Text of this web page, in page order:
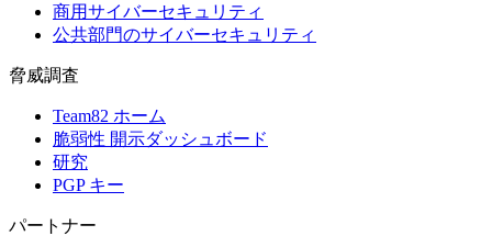
商用サイバーセキュリティ
公共部門のサイバーセキュリティ
脅威調査
Team82 ホーム
脆弱性 開示ダッシュボード
研究
PGP キー
パートナー